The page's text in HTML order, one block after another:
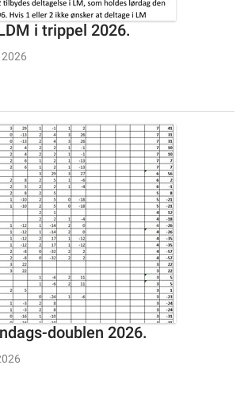
i trippel 2026.
doublen 2026.